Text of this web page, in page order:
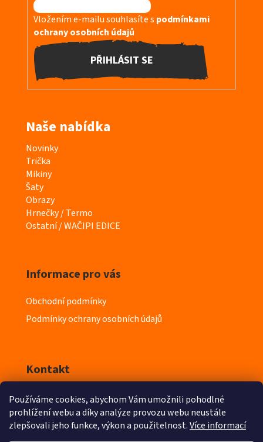
Používáme cookies, abychom Vám umožnili pohodlné
prohlížení webu a díky analýze provozu webu neustále
zlepšovali jeho funkce, výkon a použitelnost.Více informací
Vložením e-mailu souhlasíte s podmínkami
ochrany osobních údajů
PŘIHLÁSIT SE
Naše nabídka
K
a
t
e
g
o
r
Novinky
Trička
Mikiny
Šaty
Obrazy
Hrnečky / Termo
Ostatní / WAČIPI EDICE
Informace pro vás
Obchodní podmínky
Podmínky ochrany osobních údajů
Kontakt
info@iyeska.cz
603 218 411